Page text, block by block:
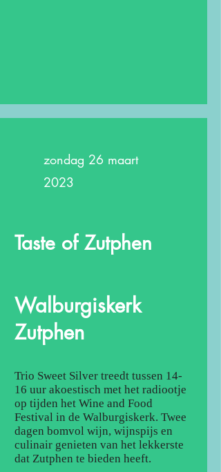
zondag 26 maart
2023
Taste of Zutphen
Walburgiskerk
Zutphen
Trio Sweet Silver treedt tussen 14-
16 uur akoestisch met het radiootje
op tijden het Wine and Food
Festival in de Walburgiskerk. Twee
dagen bomvol wijn, wijnspijs en
culinair genieten van het lekkerste
dat Zutphen te bieden heeft.